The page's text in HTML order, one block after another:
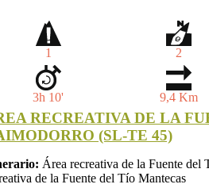
1 2
3h 10' 9,4 Km
RECREATIVA DE LA
(SL-TE 45)
Área recreativa de la Fuente
de la Fuente del Tío Mantecas